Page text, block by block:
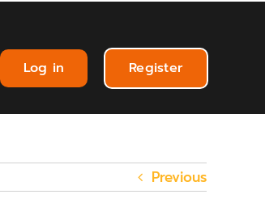
Log in Register
Previous